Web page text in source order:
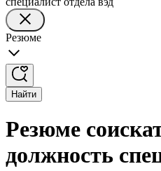
Резюме
Найти
Резюме
должность